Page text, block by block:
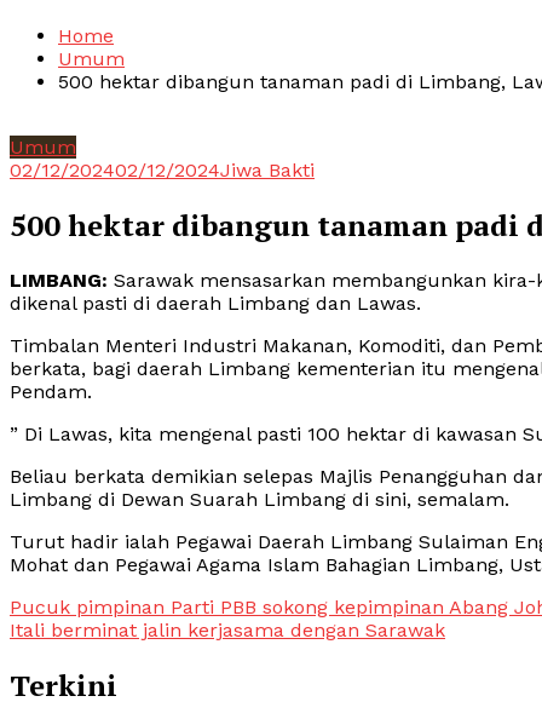
Home
Umum
500 hektar dibangun tanaman padi di Limbang,
Umum
02/12/202402/12/2024Jiwa Bakti
500 hektar dibangun tanaman padi
LIMBANG: Sarawak mensasarkan membangunkan
dikenal pasti di daerah Limbang dan Lawas.
Timbalan Menteri Industri Makanan, Komoditi, dan
berkata, bagi daerah Limbang kementerian itu
Pendam.
” Di Lawas, kita mengenal pasti 100 hektar di kawasan
Beliau berkata demikian selepas Majlis Penangguhan
Limbang di Dewan Suarah Limbang di sini, semalam.
Turut hadir ialah Pegawai Daerah Limbang Sulaiman
Mohat dan Pegawai Agama Islam Bahagian Limbang,
Post
navigation
Pucuk pimpinan Parti PBB sokong kepimpinan Abang
Itali berminat jalin kerjasama dengan Sarawak
Terkini